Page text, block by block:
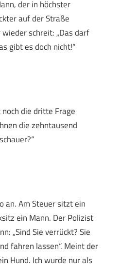
der in höchster
auf der Straße
schreit: „Das darf
gibt es doch nicht!“
die dritte Frage
die zehntausend
an. Am Steuer sitzt ein
ein Mann. Der Polizist
„Sind Sie verrückt? Sie
fahren lassen“. Meint der
Hund. Ich wurde nur als